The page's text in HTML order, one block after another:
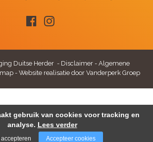
Duitse Herder - Disclaimer- Algemene
- Website realisatie door Vanderperk Groep
gebruik van cookies voor tracking en
analyse. Lees verder
accepteren Accepteer cookies